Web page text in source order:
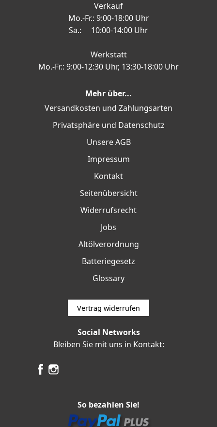
Verkauf
Mo.-Fr.: 9:00-18:00 Uhr
Sa.: 10:00-14:00 Uhr
Werkstatt
Mo.-Fr.: 9:00-12:30 Uhr, 13:30-18:00 Uhr
Mehr über...
Versandkosten und Zahlungsarten
Privatsphäre und Datenschutz
Unsere AGB
Impressum
Kontakt
Seitenübersicht
Widerrufsrecht
Jobs
Altölverordnung
Batteriegesetz
Glossary
Vertrag widerrufen
Social Networks
Bleiben Sie mit uns in Kontakt:
So bezahlen Sie!